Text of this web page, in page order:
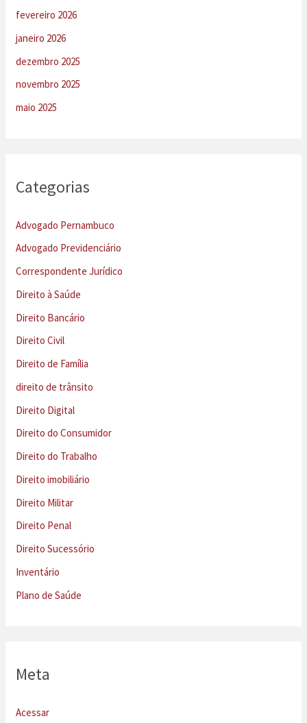
fevereiro 2026
janeiro 2026
dezembro 2025
novembro 2025
maio 2025
Categorias
Advogado Pernambuco
Advogado Previdenciário
Correspondente Jurídico
Direito à Saúde
Direito Bancário
Direito Civil
Direito de Família
direito de trânsito
Direito Digital
Direito do Consumidor
Direito do Trabalho
Direito imobiliário
Direito Militar
Direito Penal
Direito Sucessório
Inventário
Plano de Saúde
Meta
Acessar